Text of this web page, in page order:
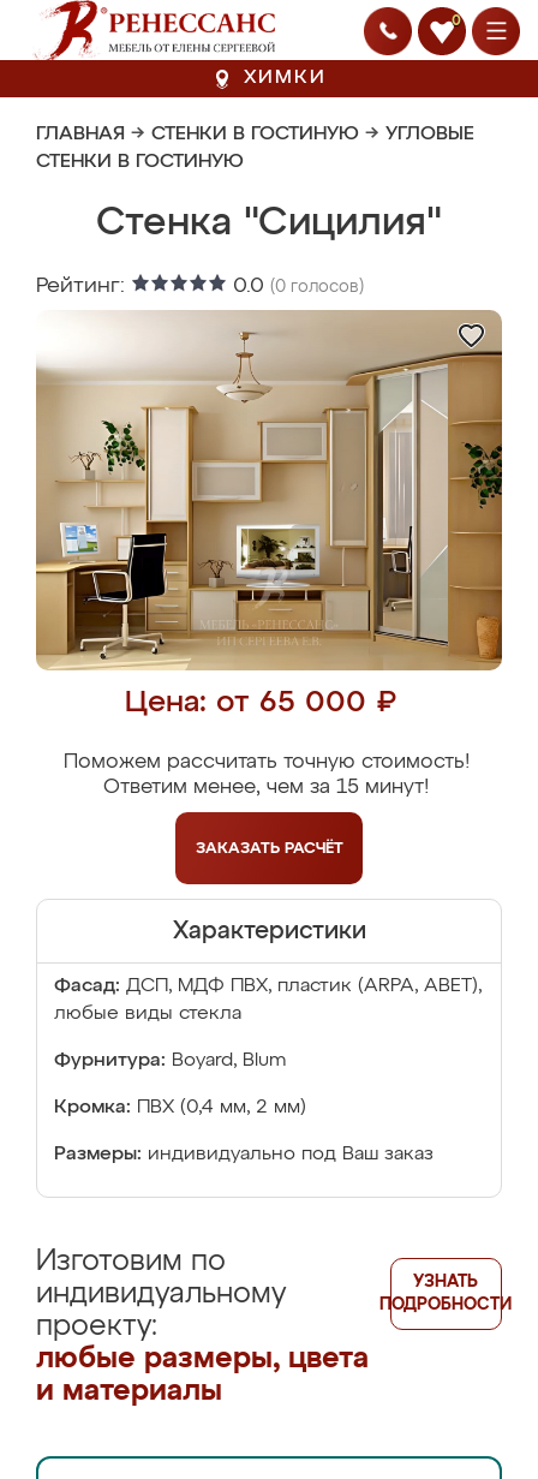
0
ХИМКИ
ГЛАВНАЯ → СТЕНКИ В ГОСТИНУЮ → УГЛОВЫЕ
СТЕНКИ В ГОСТИНУЮ
Стенка "Сицилия"
Рейтинг: 0.0 (0 голосов)
Цена: от 65 000 ₽
Поможем рассчитать точную стоимость!
Ответим менее, чем за 15 минут!
ЗАКАЗАТЬ РАСЧЁТ
Характеристики
Фасад: ДСП, МДФ ПВХ, пластик (ARPA, ABET),
любые виды стекла
Фурнитура: Boyard, Blum
Кромка: ПВХ (0,4 мм, 2 мм)
Размеры: индивидуально под Ваш заказ
Изготовим по
индивидуальному
проекту:
любые размеры, цвета
и материалы
УЗНАТЬ
ПОДРОБНОСТИ